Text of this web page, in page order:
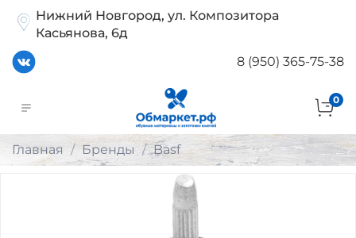
Нижний Новгород, ул. Композитора
Касьянова, 6д
8 (950) 365-75-38
0
Главная Бренды Basf